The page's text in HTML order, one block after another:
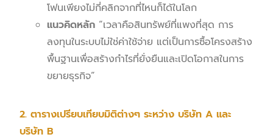
โฟนเพียงไม่กี่คลิกจากที่ไหนก็ได้ในโลก
แนวคิดหลัก “เวลาคือสินทรัพย์ที่แพงที่สุด การ
ลงทุนในระบบไม่ใช่ค่าใช้จ่าย แต่เป็นการซื้อโครงสร้าง
พื้นฐานเพื่อสร้างกำไรที่ยั่งยืนและเปิดโอกาสในการ
ขยายธุรกิจ”
2. ตารางเปรียบเทียบมิติต่างๆ ระหว่าง บริษัท A และ
บริษัท B